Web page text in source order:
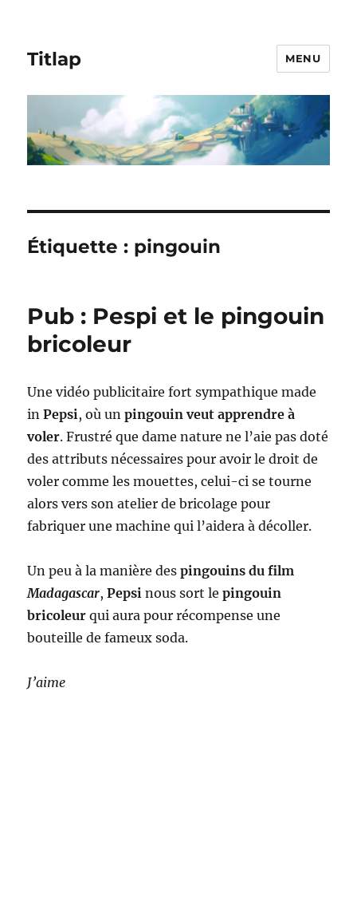
Titlap MENU
Étiquette : pingouin
Pub : Pespi et le pingouin
bricoleur
Une vidéo publicitaire fort sympathique made
inPepsi, où unpingouin veut apprendre à
voler. Frustré que dame nature ne l’aie pas doté
des attributs nécessaires pour avoir le droit de
voler comme les mouettes, celui-ci se tourne
alors vers son atelier de bricolage pour
fabriquer une machine qui l’aidera à décoller.
Un peu à la manière despingouins du film
Madagascar,Pepsinous sort lepingouin
bricoleur qui aura pour récompense une
bouteille de fameux soda.
J’aime